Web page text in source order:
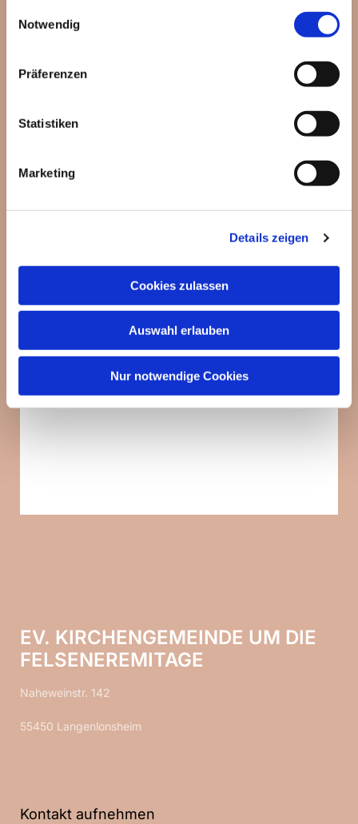
Notwendig
Präferenzen
Statistiken
Marketing
Details zeigen
Cookies zulassen
Auswahl erlauben
Nur notwendige Cookies
EV. KIRCHENGEMEINDE UM DIE
FELSENEREMITAGE
Naheweinstr. 142
55450 Langenlonsheim
Kontakt aufnehmen